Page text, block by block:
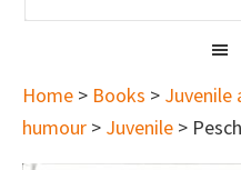
Home > Books > Juvenile
humour > Juvenile >